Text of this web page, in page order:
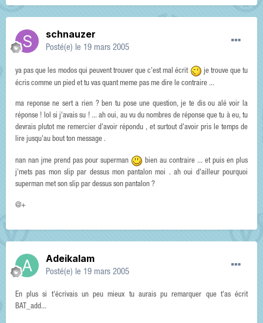
schnauzer
Posté(e) le 19 mars 2005
ya pas que les modos qui peuvent trouver que c'est mal écrit
je trouve que tu
écris comme un pied et tu vas quant meme pas me dire le contraire ...
ma reponse ne sert a rien ? ben tu pose une question, je te dis ou alé voir la
réponse ! lol si j'avais su ! ... ah oui, au vu du nombres de réponse que tu à eu, tu
devrais plutot me remercier d'avoir répondu , et surtout d'avoir pris le temps de
lire jusqu'au bout ton message .
nan nan jme prend pas pour superman
bien au contraire ... et puis en plus
j'mets pas mon slip par dessus mon pantalon moi . ah oui d'ailleur pourquoi
superman met son slip par dessus son pantalon ?
@+
Adeikalam
Posté(e) le 19 mars 2005
En plus si t'écrivais un peu mieux tu aurais pu remarquer que t'as écrit
BAT_add...